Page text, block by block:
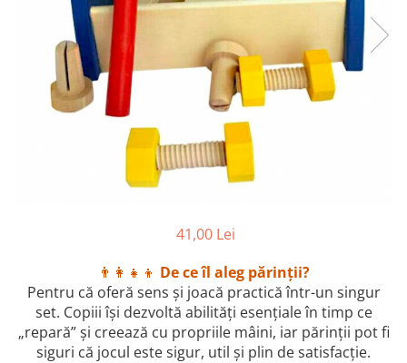
41,00 Lei
👨‍👩‍👧‍👦 De ce îl aleg părinții?
Pentru că oferă sens și joacă practică într-un singur
set. Copiii își dezvoltă abilități esențiale în timp ce
„repară” și creează cu propriile mâini, iar părinții pot fi
siguri că jocul este sigur, util și plin de satisfacție.